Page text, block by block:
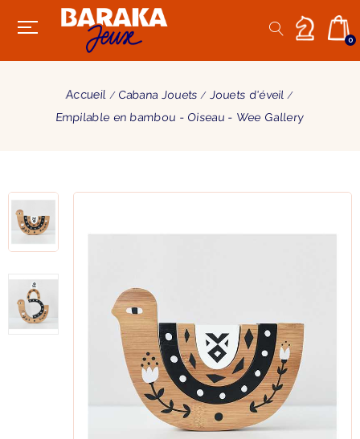
0
Accueil Cabana Jouets
Jouets d'éveil
Empilable en bambou - Oiseau - Wee Gallery